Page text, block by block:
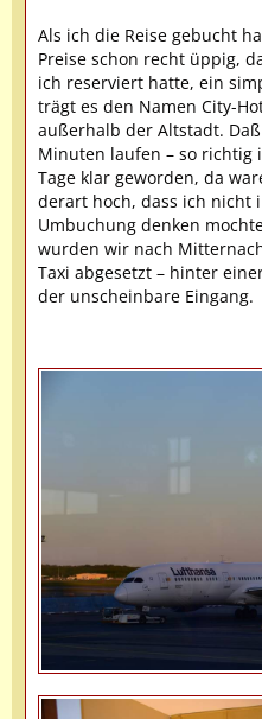
Als ich die Reise gebucht
Preise schon recht üppig,
ich reserviert hatte, ein
trägt es den Namen City-
außerhalb der Altstadt.
Minuten laufen – so richtig
Tage klar geworden, da
derart hoch, dass ich nicht
Umbuchung denken
wurden wir nach
Taxi abgesetzt – hinter
der unscheinbare Eingang.